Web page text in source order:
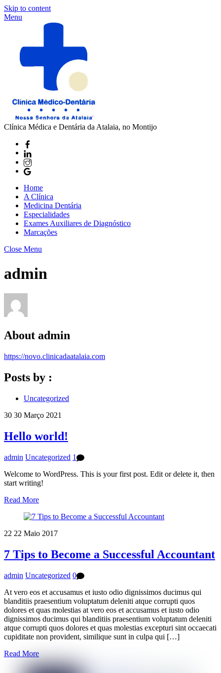
Skip to content
Menu
Clínica Médica e Dentária da Atalaia, no Montijo
Home
A Clínica
Medicina Dentária
Especialidades
Exames Auxiliares de Diagnóstico
Marcações
Close Menu
admin
About admin
https://novo.clinicadaatalaia.com
Posts by :
Uncategorized
30 30 Março 2021
Hello world!
admin Uncategorized 1
Welcome to WordPress. This is your first post. Edit or delete it, then
start writing!
Read More
22 22 Maio 2017
7 Tips to Become a Successful Accountant
admin Uncategorized 0
At vero eos et accusamus et iusto odio dignissimos ducimus qui
blanditiis praesentium voluptatum deleniti atque corrupti quos
dolores et quas molestias at vero eos et accusamus et iusto odio
dignissimos ducimus qui blanditiis praesentium voluptatum deleniti
atque corrupti quos dolores et quas molestias excepturi sint occaecati
cupiditate non provident, similique sunt in culpa qui […]
Read More